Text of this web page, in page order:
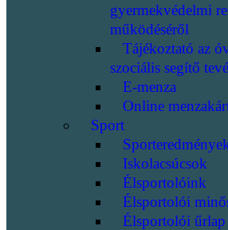
gyermekvédelmi
működéséről
Tájékoztató az
szociális segítő
E-menza
Online
Sport
Iskolacsúcsok
Élsportolóink
Élsportolói
Élsportolói űrlap